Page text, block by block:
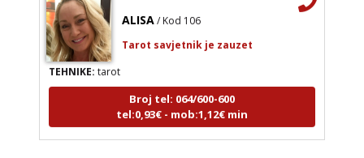
ALISA / Kod 106
Tarot savjetnik je zauzet
TEHNIKE:tarot
Broj tel: 064/600-600
tel:0,93€ - mob:1,12€ min